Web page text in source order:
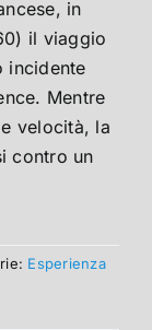
in
il viaggio
incidente
Mentre
velocità, la
contro un
Esperienza